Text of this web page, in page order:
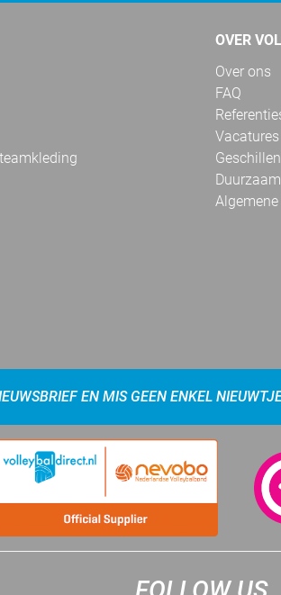
OVER
Over ons
FAQ
Vacatures
Geschillen
EN MIS GEEN ENKEL